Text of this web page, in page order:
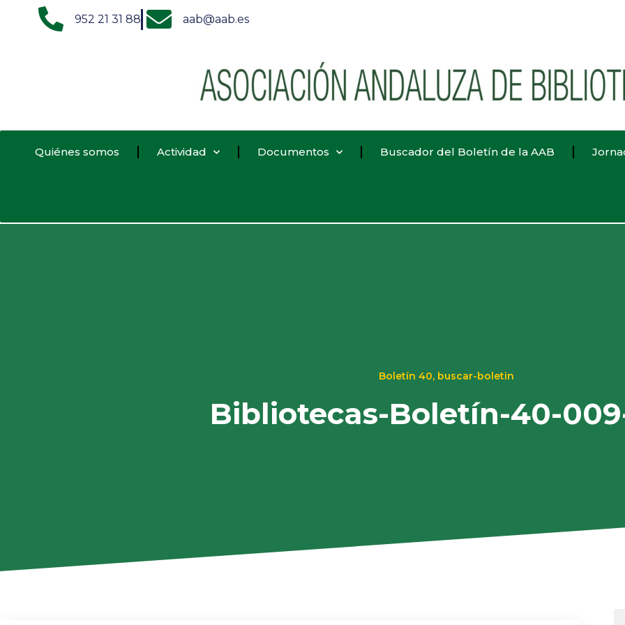
952 21 31 88 aab@aab.es
Quiénes somos Actividad Documentos Buscador del Boletín de la AAB
Boletín 40, buscar-boletin
Bibliotecas-Boletín-40-